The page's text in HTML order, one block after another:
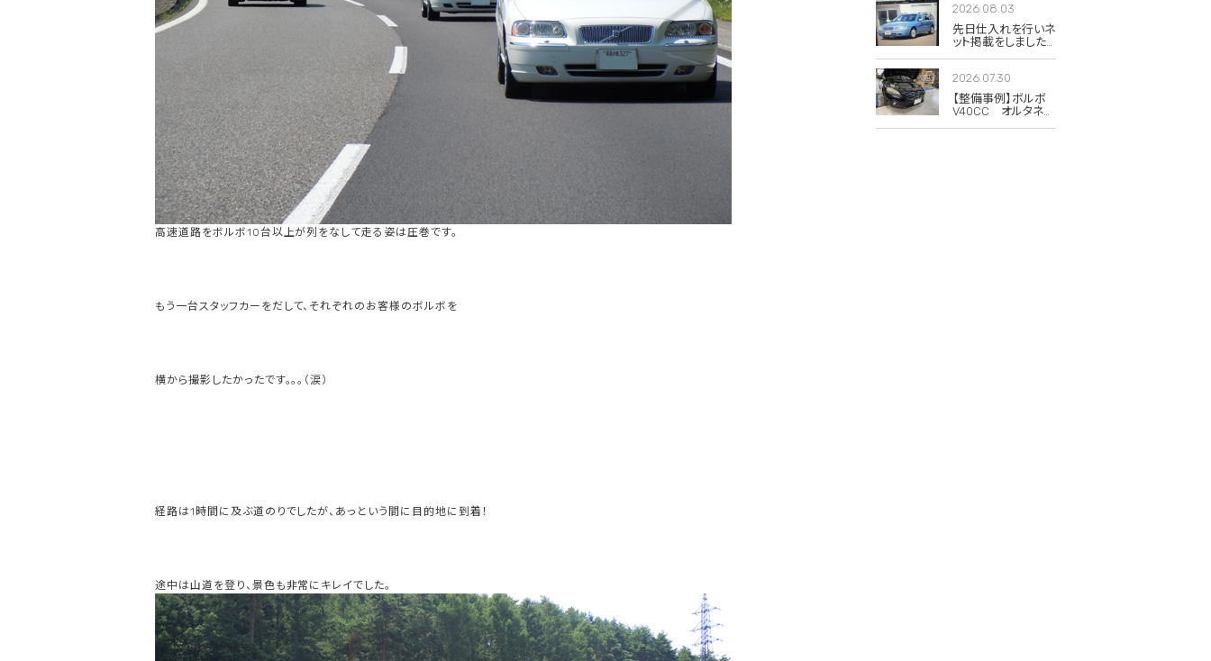
高速道路をボルボ10台以上が列をなして走る姿は圧巻です。
もう一台スタッフカーをだして、それぞれのお客様のボルボを
横から撮影したかったです。。。（涙）
経路は1時間に及ぶ道のりでしたが、あっという間に目的地に到着！
途中は山道を登り、景色も非常にキレイでした。
2026.08.03
先日仕入れを行いネ
ット掲載をしました
2026.07.30
【整備事例】ボルボ
V40CC オルタネー